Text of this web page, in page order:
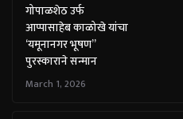
गोपाळशेठ उर्फ
आप्पासाहेब काळोखे यांचा
‘यमूनानगर भूषण”
पुरस्काराने सन्मान
March 1, 2026